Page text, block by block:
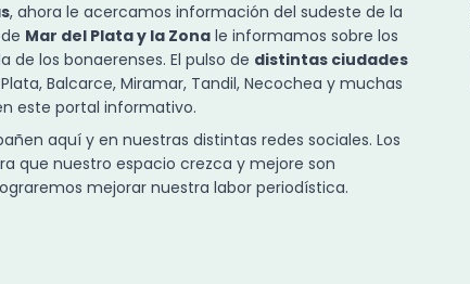
, ahora le acercamos información del sudeste de la
Mar del Plata y la Zona le informamos sobre los
los bonaerenses. El pulso de distintas ciudades
Balcarce, Miramar, Tandil, Necochea y muchas
este portal informativo.
aquí y en nuestras distintas redes sociales. Los
que nuestro espacio crezca y mejore son
mejorar nuestra labor periodística.